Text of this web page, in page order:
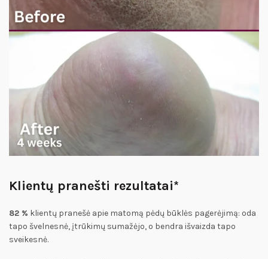
Klientų pranešti rezultatai*
82 % klientų pranešė apie matomą pėdų būklės pagerėjimą: oda
tapo švelnesnė, įtrūkimų sumažėjo, o bendra išvaizda tapo
sveikesnė.